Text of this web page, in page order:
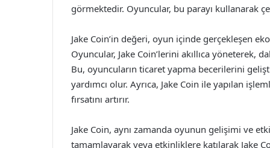
görmektedir. Oyuncular, bu parayı kullanarak
Jake Coin’in değeri, oyun içinde gerçekleşen
Oyuncular, Jake Coin’lerini akıllıca
Bu, oyuncuların ticaret yapma becerilerini
yardımcı olur. Ayrıca, Jake Coin ile yapılan
fırsatını artırır.
Jake Coin, aynı zamanda oyunun gelişimi ve
tamamlayarak veya etkinliklere katılarak Jake